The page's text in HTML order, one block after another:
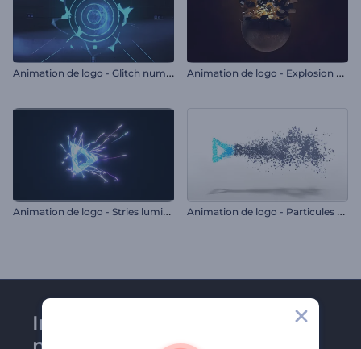
A
nimation de logo - Glitch numérique A
nimation de logo - Explosion de la sphère
A
nimation de logo - Stries lumineuses A
nimation de logo - Particules simples
Inscrivez-vous à la